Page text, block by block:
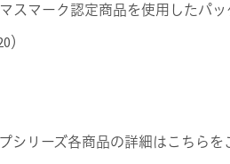
スマーク認定商品を使用したパッ
）
シリーズ各商品の詳細はこちらを